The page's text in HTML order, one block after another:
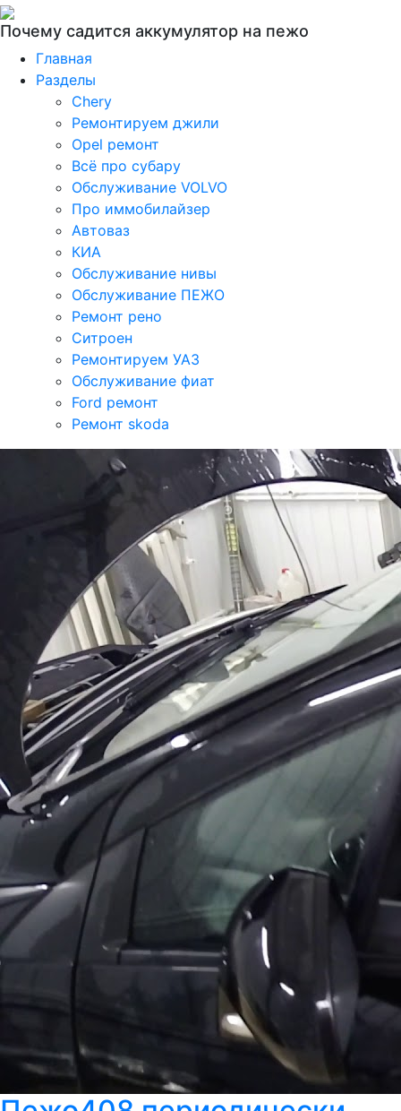
Почему садится аккумулятор на пежо
Главная
Разделы
Chery
Ремонтируем джили
Opel ремонт
Всё про субару
Обслуживание VOLVO
Про иммобилайзер
Автоваз
КИА
Обслуживание нивы
Обслуживание ПЕЖО
Ремонт рено
Ситроен
Ремонтируем УАЗ
Обслуживание фиат
Ford ремонт
Ремонт skoda